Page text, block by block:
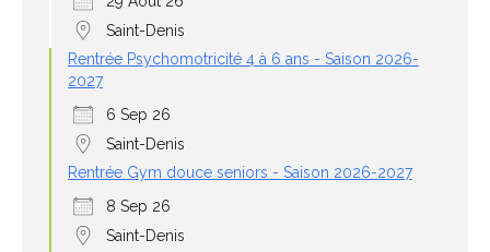
Saint-Denis
Rentrée Psychomotricité 4 à 6 ans - Saison 2026-
2027
6 Sep 26
Saint-Denis
Rentrée Gym douce seniors - Saison 2026-2027
8 Sep 26
Saint-Denis